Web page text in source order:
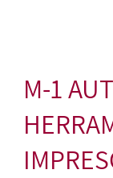
M-1